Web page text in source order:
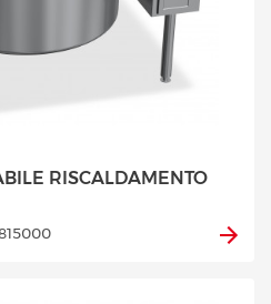
RISCALDAMENTO